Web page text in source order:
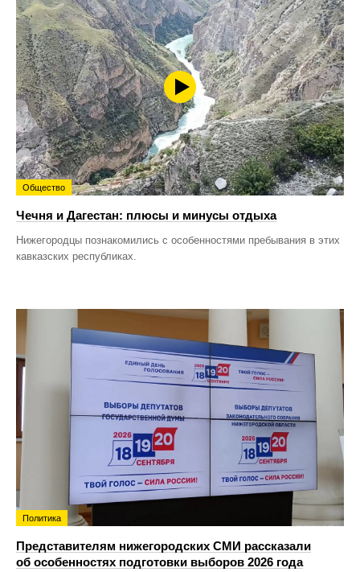
Общество
Чечня и Дагестан: плюсы и минусы отдыха
Нижегородцы познакомились с особенностями пребывания в этих
кавказских республиках.
Политика
Представителям нижегородских СМИ рассказали
об особенностях подготовки выборов 2026 года